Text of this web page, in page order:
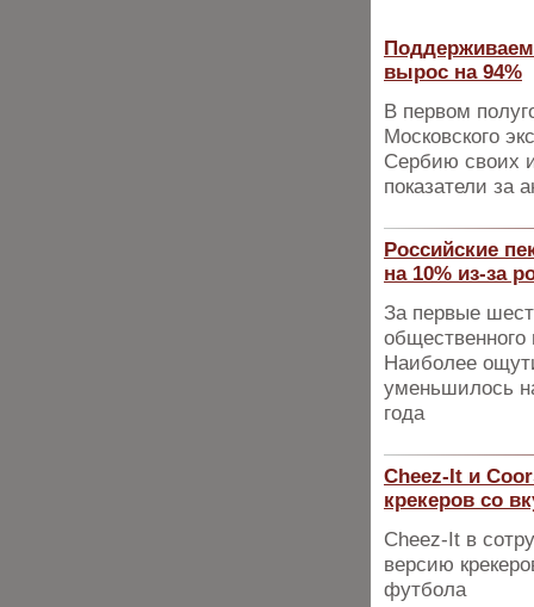
вырос на 94%
В первом
Московского
Сербию своих
показатели за
Российские
на 10% из-за
За первые
Наиболее
уменьшилось
года
Cheez-It и
крекеров со
Cheez-It в
версию
футбола